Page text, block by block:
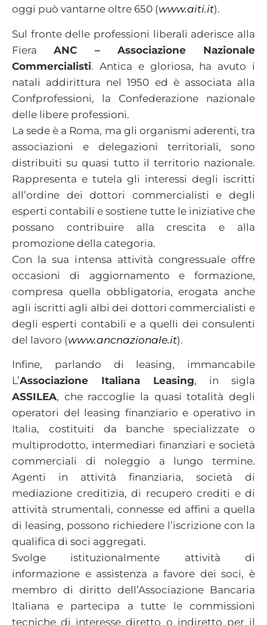
oggi può vantarne oltre 650 (www.aiti.it).
Sul fronte delle professioni liberali aderisce alla
FieraANC – Associazione Nazionale
Commercialisti. Antica e gloriosa, ha avuto i
natali addirittura nel 1950 ed è associata alla
Confprofessioni, la Confederazione nazionale
delle libere professioni.
La sede è a Roma, ma gli organismi aderenti, tra
associazioni e delegazioni territoriali, sono
distribuiti su quasi tutto il territorio nazionale.
Rappresenta e tutela gli interessi degli iscritti
all’ordine dei dottori commercialisti e degli
esperti contabili e sostiene tutte le iniziative che
possano contribuire alla crescita e alla
promozione della categoria.
Con la sua intensa attività congressuale offre
occasioni di aggiornamento e formazione,
compresa quella obbligatoria, erogata anche
agli iscritti agli albi dei dottori commercialisti e
degli esperti contabili e a quelli dei consulenti
del lavoro (www.ancnazionale.it).
Infine, parlando di leasing, immancabile
L’Associazione Italiana Leasing, in sigla
ASSILEA, che raccoglie la quasi totalità degli
operatori del leasing finanziario e operativo in
Italia, costituiti da banche specializzate o
multiprodotto, intermediari finanziari e società
commerciali di noleggio a lungo termine.
Agenti in attività finanziaria, società di
mediazione creditizia, di recupero crediti e di
attività strumentali, connesse ed affini a quella
di leasing, possono richiedere l’iscrizione con la
qualifica di soci aggregati.
Svolge istituzionalmente attività di
informazione e assistenza a favore dei soci, è
membro di diritto dell’Associazione Bancaria
Italiana e partecipa a tutte le commissioni
tecniche di interesse diretto o indiretto per il